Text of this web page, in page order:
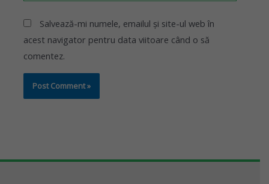
Salvează-mi numele, emailul și site-ul web în
acest navigator pentru data viitoare când o să
comentez.